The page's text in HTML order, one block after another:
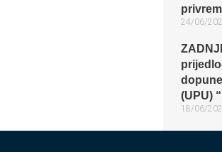
24/06/
(UPU)
18/06/